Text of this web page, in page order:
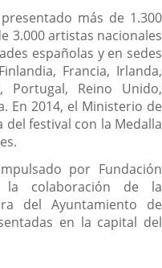
más de 1.300
3.000 artistas nacionales
españolas y en sedes
Francia, Irlanda,
Portugal, Reino Unido,
En 2014, el Ministerio de
festival con la Medalla
por Fundación
la colaboración de la
del Ayuntamiento de
en la capital del